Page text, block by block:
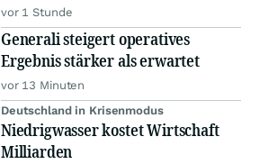
vor 1 Stunde
Generali steigert operatives
Ergebnis stärker als erwartet
vor 13 Minuten
Deutschland in Krisenmodus
Niedrigwasser kostet Wirtschaft
Milliarden